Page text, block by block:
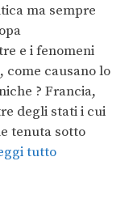
ma sempre
e i fenomeni
causano lo
? Francia,
degli stati i cui
tenuta sotto
tutto